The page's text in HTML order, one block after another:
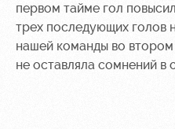
РЖД
Арена
Организация
Локо
Старт
Локо-Лето
для
первом тайме гол
трех последующих голов
нашей команды во
не оставляла сомнений в